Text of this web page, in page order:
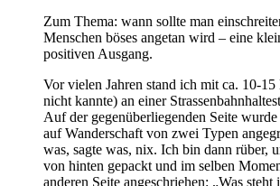
Zum Thema: wann sollte man
Menschen böses angetan wird – eine
positiven Ausgang.
Vor vielen Jahren stand ich mit ca. 10-
nicht kannte) an einer
Auf der gegenüberliegenden Seite
auf Wanderschaft von zwei Typen
was, sagte was, nix. Ich bin dann rüber,
von hinten gepackt und im selben
anderen Seite angeschriehen: „Was